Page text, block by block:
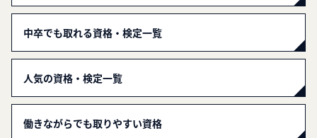
中卒でも取れる資格・検定一覧
人気の資格・検定一覧
働きながらでも取りやすい資格